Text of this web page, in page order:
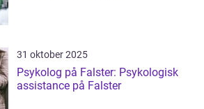
31 oktober 2025
Psykolog på Falster: Psykologisk
assistance på Falster